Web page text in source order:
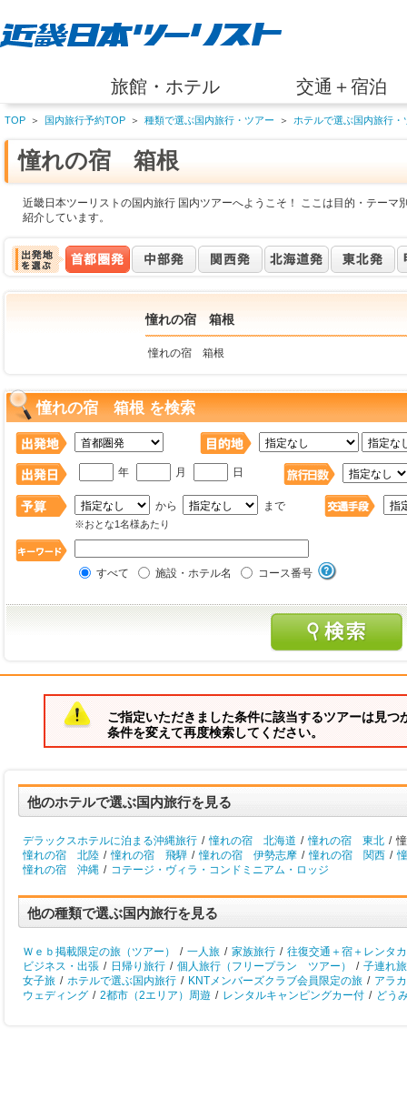
旅館・ホテル 交通＋宿泊
TOP ＞ 国内旅行予約TOP ＞ 種類で選ぶ国内旅行・ツアー ＞ ホテルで選ぶ国内旅行・
憧れの宿 箱根
近畿日本ツーリストの国内旅行 国内ツアーへようこそ！ ここは目的・テー
紹介しています。
憧れの宿 箱根
憧れの宿 箱根
憧れの宿 箱根 を検索
年 月 日
から まで
※おとな1名様あたり
すべて 施設・ホテル名 コース番号
ご指定いただきました条件に該当するツアーは見つ
条件を変えて再度検索してください。
他のホテルで選ぶ国内旅行を見る
デラックスホテルに泊まる沖縄旅行 / 憧れの宿 北海道 / 憧れの宿 東北 /
憧れの宿 北陸 / 憧れの宿 飛騨 / 憧れの宿 伊勢志摩 / 憧れの宿 関西 /
憧れの宿 沖縄 / コテージ・ヴィラ・コンドミニアム・ロッジ
他の種類で選ぶ国内旅行を見る
Ｗｅｂ掲載限定の旅（ツアー） / 一人旅 / 家族旅行 / 往復交通＋宿＋レンタ
ビジネス・出張 / 日帰り旅行 / 個人旅行（フリープラン ツアー） / 子連れ
女子旅 / ホテルで選ぶ国内旅行 / KNTメンバーズクラブ会員限定の旅 / アラ
ウェディング / 2都市（2エリア）周遊 / レンタルキャンピングカー付 / どう